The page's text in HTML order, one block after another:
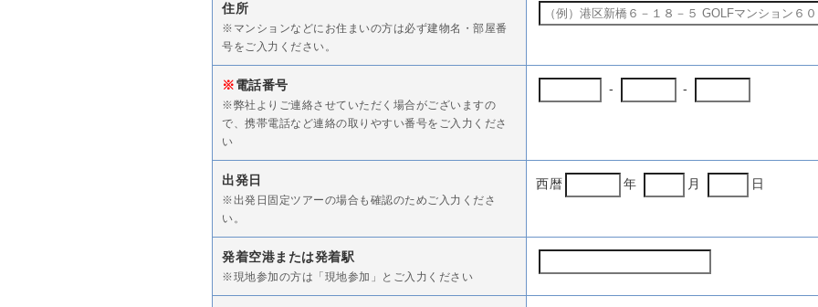
住所
※マンションなどにお住まいの方は必ず建物名・部屋番
号をご入力ください。
※電話番号
※弊社よりご連絡させていただく場合がございますの
で、携帯電話など連絡の取りやすい番号をご入力くださ
い
- -
出発日
※出発日固定ツアーの場合も確認のためご入力くださ
い。
西暦 年 月 日
発着空港または発着駅
※現地参加の方は「現地参加」とご入力ください